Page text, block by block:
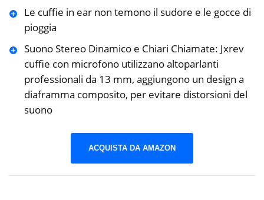
Le cuffie in ear non temono il sudore e le gocce di
pioggia
Suono Stereo Dinamico e Chiari Chiamate: Jxrev
cuffie con microfono utilizzano altoparlanti
professionali da 13 mm, aggiungono un design a
diaframma composito, per evitare distorsioni del
suono
ACQUISTA DA AMAZON